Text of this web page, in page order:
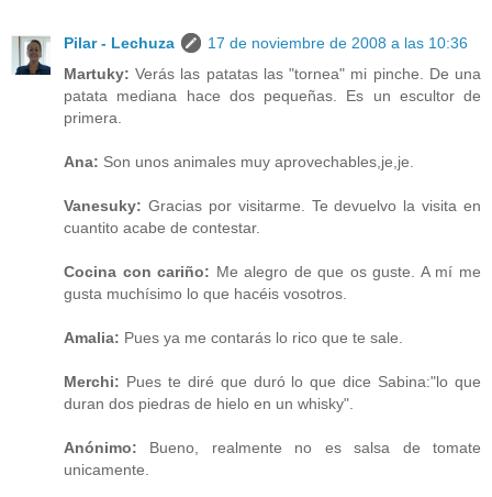
Pilar - Lechuza
17 de noviembre de 2008 a las 10:36
Martuky: Verás las patatas las "tornea" mi pinche. De una
patata mediana hace dos pequeñas. Es un escultor de
primera.
Ana: Son unos animales muy aprovechables,je,je.
Vanesuky: Gracias por visitarme. Te devuelvo la visita en
cuantito acabe de contestar.
Cocina con cariño: Me alegro de que os guste. A mí me
gusta muchísimo lo que hacéis vosotros.
Amalia: Pues ya me contarás lo rico que te sale.
Merchi: Pues te diré que duró lo que dice Sabina:"lo que
duran dos piedras de hielo en un whisky".
Anónimo: Bueno, realmente no es salsa de tomate
unicamente.